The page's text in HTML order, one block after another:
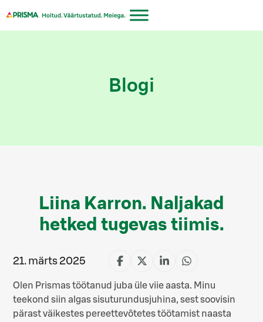
sisu
Blogi
Liina Karron. Naljakad
hetked tugevas tiimis.
21. märts 2025
JagaJaga
is
(Twitteris)
JagaJaga
Olen Prismas töötanud juba üle viie aasta. Minu
teekond siin algas sisuturundusjuhina, sest soovisin
pärast väikestes pereettevõtetes töötamist naasta